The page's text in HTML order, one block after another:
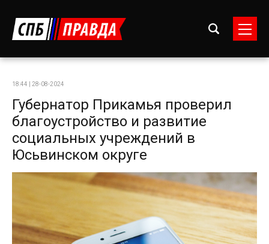
18:44 | 28-08-2024
Губернатор Прикамья проверил
благоустройство и развитие
социальных учреждений в
Юсьвинском округе